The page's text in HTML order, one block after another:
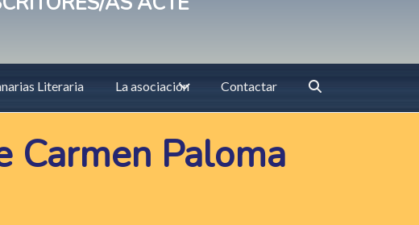
Literaria La asociación Contactar
Carmen Paloma